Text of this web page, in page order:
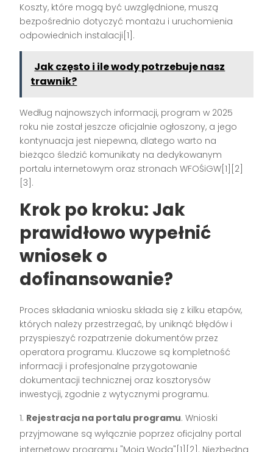
Koszty, które mogą być uwzględnione, muszą
bezpośrednio dotyczyć montażu i uruchomienia
odpowiednich instalacji[1].
Jak często i ile wody potrzebuje nasz
trawnik?
Według najnowszych informacji, program w 2025
roku nie został jeszcze oficjalnie ogłoszony, a jego
kontynuacja jest niepewna, dlatego warto na
bieżąco śledzić komunikaty na dedykowanym
portalu internetowym oraz stronach WFOŚiGW[1][2]
[3].
Krok po kroku: Jak
prawidłowo wypełnić
wniosek o
dofinansowanie?
Proces składania wniosku składa się z kilku etapów,
których należy przestrzegać, by uniknąć błędów i
przyspieszyć rozpatrzenie dokumentów przez
operatora programu. Kluczowe są kompletność
informacji i profesjonalne przygotowanie
dokumentacji technicznej oraz kosztorysów
inwestycji, zgodnie z wytycznymi programu.
Rejestracja na portalu programu. Wnioski
przyjmowane są wyłącznie poprzez oficjalny portal
internetowy programu "Moja Woda"[1][2]. Niezbędna